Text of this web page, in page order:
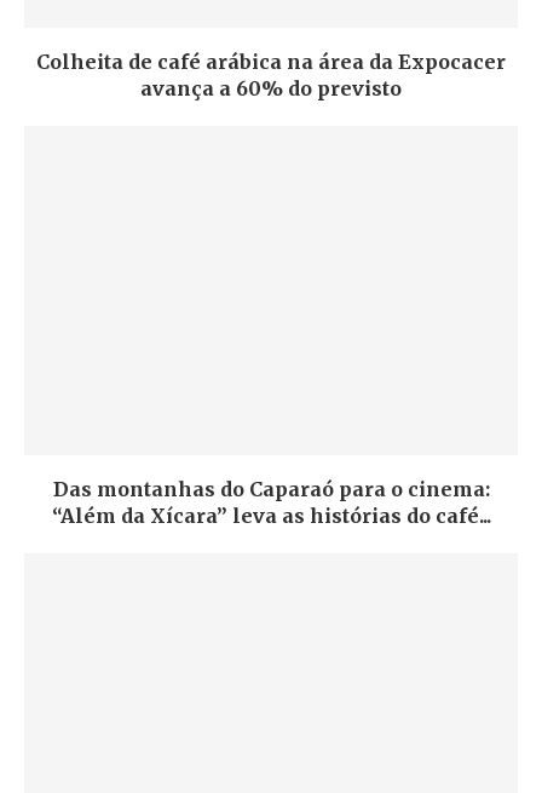
Colheita de café arábica na área da Expocacer
avança a 60% do previsto
Das montanhas do Caparaó para o cinema:
“Além da Xícara” leva as histórias do café...